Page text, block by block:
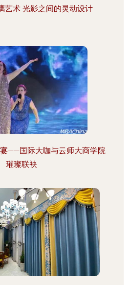
艺术 光影之间的灵动设计
——国际大咖与云师大商学院
璀璨联袂